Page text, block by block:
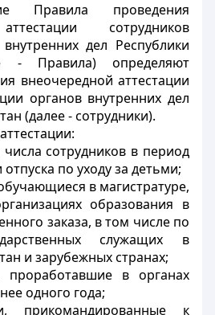
Правила проведения
сотрудников
дел Республики
- Правила) определяют
внеочередной аттестации
органов внутренних дел
(далее - сотрудники).
сотрудников в период
по уходу за детьми;
в магистратуре,
образования в
заказа, в том числе по
служащих в
и зарубежных странах;
проработавшие в органах
одного года;
прикомандированные к